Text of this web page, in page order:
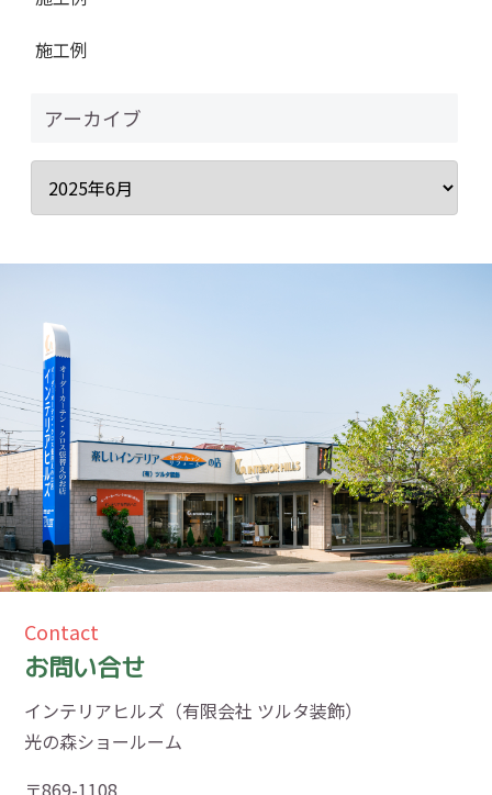
施工例
アーカイブ
Contact
お問い合せ
インテリアヒルズ（有限会社 ツルタ装飾）
光の森ショールーム
〒869-1108